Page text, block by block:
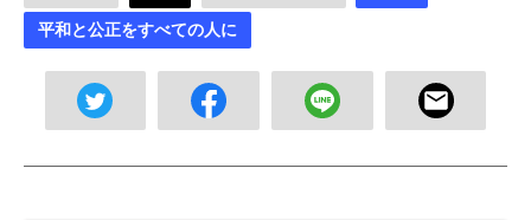
平和と公正をすべての人に